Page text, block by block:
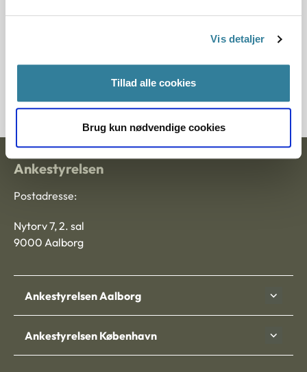
Vis detaljer
Tillad alle cookies
Brug kun nødvendige cookies
Ankestyrelsen
Postadresse:
Nytorv 7, 2. sal
9000 Aalborg
Ankestyrelsen Aalborg
Ankestyrelsen København